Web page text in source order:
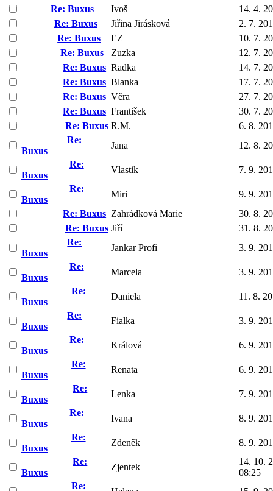
Re: Buxus
Ivoš
14. 4.
Re: Buxus
Jiřina Jirásková
2. 7.
Re: Buxus
EZ
10. 7.
Re: Buxus
Zuzka
12. 7.
Re: Buxus Radka
14. 7.
Re: Buxus Blanka
17. 7.
Re: Buxus Věra
27. 7.
Re: Buxus František
30. 7.
Re: Buxus R.M.
6. 8.
Re:
Buxus
Jana
12. 8.
Re:
Buxus
Vlastik
7. 9.
Re:
Buxus
Miri
9. 9.
Re: Buxus Zahrádková Marie
30. 8.
Re: Buxus Jiří
31. 8.
Re:
Buxus
Jankar Profi
3. 9.
Re:
Buxus
Marcela
3. 9.
Re:
Buxus
Daniela
11. 8.
Re:
Buxus
Fialka
3. 9.
Re:
Buxus
Králová
6. 9.
Re:
Buxus
Renata
6. 9.
Re:
Buxus
Lenka
7. 9.
Re:
Buxus
Ivana
8. 9.
Re:
Buxus
Zdeněk
8. 9.
Re:
Buxus
Zjentek
14. 10.
08:25
Re: